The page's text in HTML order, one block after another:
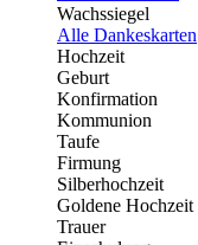
Wachssiegel
Alle Dankeskarten
Hochzeit
Geburt
Konfirmation
Kommunion
Taufe
Firmung
Silberhochzeit
Goldene Hochzeit
Trauer